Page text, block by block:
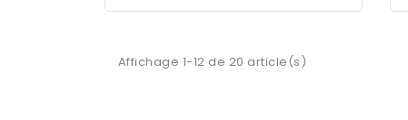
Affichage 1-12 de 20 article(s)